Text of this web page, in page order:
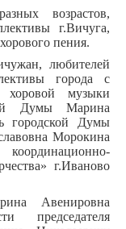
возрастов,
г.Вичуга,
пения.
любителей
города с
музыки
Думы Марина
городской Думы
Морокина
г.Иваново
Авенировна
председателя